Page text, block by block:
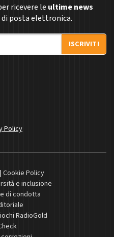
ricevere le ultime news
posta elettronica.
ISCRIVITI
Policy
Cookie Policy
e inclusione
di condotta
RadioGold